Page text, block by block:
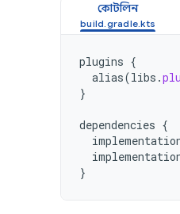
কোটলিন
plugins {
alias(libs .
}
dependencies {
}